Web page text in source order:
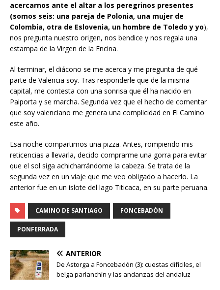
acercarnos ante el altar a los peregrinos presentes
(somos seis: una pareja de Polonia, una mujer de
Colombia, otra de Eslovenia, un hombre de Toledo y yo),
nos pregunta nuestro origen, nos bendice y nos regala una
estampa de la Virgen de la Encina.
Al terminar, el diácono se me acerca y me pregunta de qué
parte de Valencia soy. Tras responderle que de la misma
capital, me contesta con una sonrisa que él ha nacido en
Paiporta y se marcha. Segunda vez que el hecho de comentar
que soy valenciano me genera una complicidad en El Camino
este año.
Esa noche compartimos una pizza. Antes, rompiendo mis
reticencias a llevarla, decido comprarme una gorra para evitar
que el sol siga achicharrándome la cabeza. Se trata de la
segunda vez en un viaje que me veo obligado a hacerlo. La
anterior fue en un islote del lago Titicaca, en su parte peruana.
CAMINO DE SANTIAGO FONCEBADÓN
PONFERRADA
ANTERIOR
De Astorga a Foncebadón (3): cuestas difíciles, el
belga parlanchín y las andanzas del andaluz